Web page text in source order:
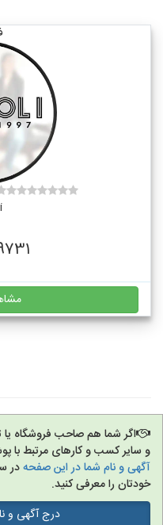
اگر شما هم صاحب فروشگاه
و سایر کسب و کارهای مرتبط با
آگهی و نام شما در این صفحهدر
خودتان را معرفی کنید.
درج آگهی و